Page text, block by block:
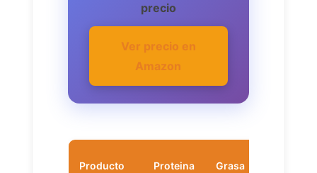
precio
Ver precio en
Amazon
Producto Proteina Grasa